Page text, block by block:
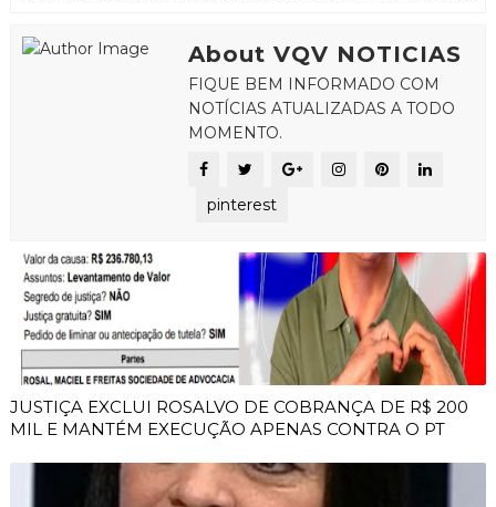
About VQV NOTICIAS
FIQUE BEM INFORMADO COM
NOTÍCIAS ATUALIZADAS A TODO
MOMENTO.
pinterest
JUSTIÇA EXCLUI ROSALVO DE COBRANÇA DE R$ 200
MIL E MANTÉM EXECUÇÃO APENAS CONTRA O PT